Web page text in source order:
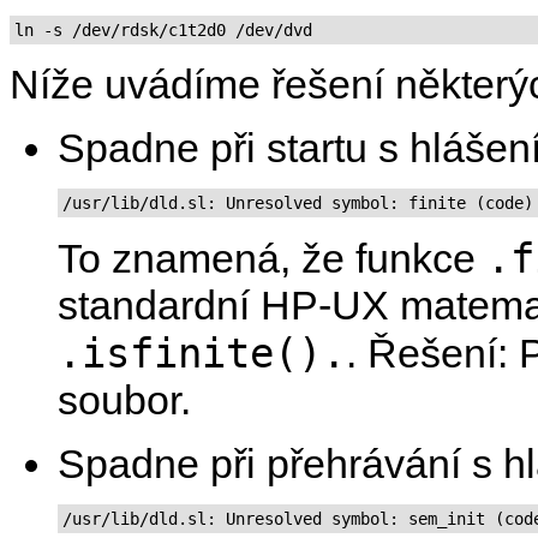
ln -s /dev/rdsk/c1t2d0 /dev/dvd
Níže uvádíme řešení
Spadne při startu s
/usr/lib/dld.sl: Unresolved symbol: finite
To znamená, že funkce
standardní HP-UX
.isfinite(). . Řešení:
soubor.
Spadne při přehrávání s
/usr/lib/dld.sl: Unresolved symbol: sem_init